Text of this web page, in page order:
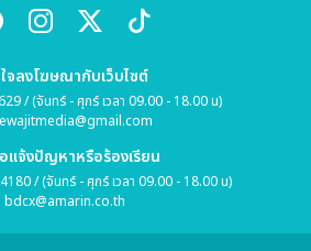
จลงโฆษณากับเว็บไซต์
/ (จันทร์ - ศุกร์ เวลา 09.00 - 18.00 น)
แจ้งปัญหาหรือร้องเรียน
/ (จันทร์ - ศุกร์ เวลา 09.00 - 18.00 น)
bdcx@amarin.co.th